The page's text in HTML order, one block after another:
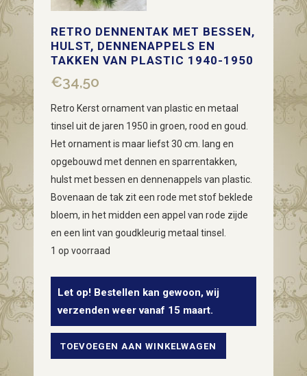
RETRO DENNENTAK MET BESSEN,
HULST, DENNENAPPELS EN
TAKKEN VAN PLASTIC 1940-1950
€34,50
Retro Kerst ornament van plastic en metaal
tinsel uit de jaren 1950 in groen, rood en goud.
Het ornament is maar liefst 30 cm. lang en
opgebouwd met dennen en sparrentakken,
hulst met bessen en dennenappels van plastic.
Bovenaan de tak zit een rode met stof beklede
bloem, in het midden een appel van rode zijde
en een lint van goudkleurig metaal tinsel.
1 op voorraad
Let op! Bestellen kan gewoon, wij
verzenden weer vanaf 15 maart.
Retro
TOEVOEGEN AAN WINKELWAGEN